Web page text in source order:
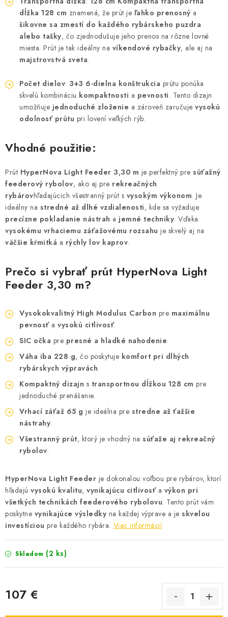
dĺžka 128 cm znamená, že prút je ľahko prenosný a
šikovne sa zmestí do každého rybárskeho puzdra
alebo tašky, čo zjednodušuje jeho prenos na rôzne lovné
miesta. Prút je tak ideálny na víkendové rybačky, ale aj na
majstrovstvá sveta.
Počet dielov: 3+3 6-dielna konštrukcia prútu ponúka
skvelú kombináciu kompaktnosti a pevnosti. Tento dizajn
umožňuje jednoduché zloženie a zároveň zaručuje vysokú
odolnosť prútu pri lovení veľkých rýb.
Vhodné použitie:
Prút HyperNova Light Feeder 3,30 m je perfektný pre súťažný
feederový rybolov, ako aj pre rekreačných
rybárovhľadajúcich všestranný prút s vysokým výkonom. Je
ideálny na stredné až dlhé vzdialenosti, kde sa vyžaduje
precízne pokladanie nástrah a jemné techniky. Vďaka
vysokému vrhaciemu záťažovému rozsahu je skvelý aj na
väčšie kŕmitká a rýchly lov kaprov.
Prečo si vybrať prút HyperNova Light
Feeder 3,30 m?
Vysokokvalitný High Modulus Carbon pre maximálnu
pevnosťa vysokú citlivosť.
SIC očka pre presné a hladké nahodenie.
Váha iba 228 g, čo poskytuje komfort pri dlhých
rybárskych výpravách.
Kompaktný dizajn s transportnou dĺžkou 128 cm pre
jednoduché prenášanie.
Vrhací záťaž 65 g je ideálna pre stredne až ťažšie
nástrahy.
Všestranný prút, ktorý je vhodný na súťaže aj rekreačný
rybolov.
HyperNova Light Feeder je dokonalou voľbou pre rybárov, ktorí
hľadajú vysokú kvalitu, vynikajúcu citlivosťa výkon pri
všetkých technikách feederového rybolovu. Tento prút vám
poskytne vynikajúce výsledky na každej výprave a je skvelou
investíciou pre každého rybára. Viac informácií
Skladom (2 ks)
107 €